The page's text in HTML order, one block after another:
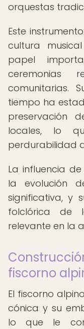
orquestas
Este
cultura
papel
ceremonias
comunitarias.
tiempo ha
preservación
locales, lo
perdurabilidad
La influencia
la evolución
significativa, y
folclórica de
relevante en la
fiscorno
El fiscorno
cónica y su
lo que le